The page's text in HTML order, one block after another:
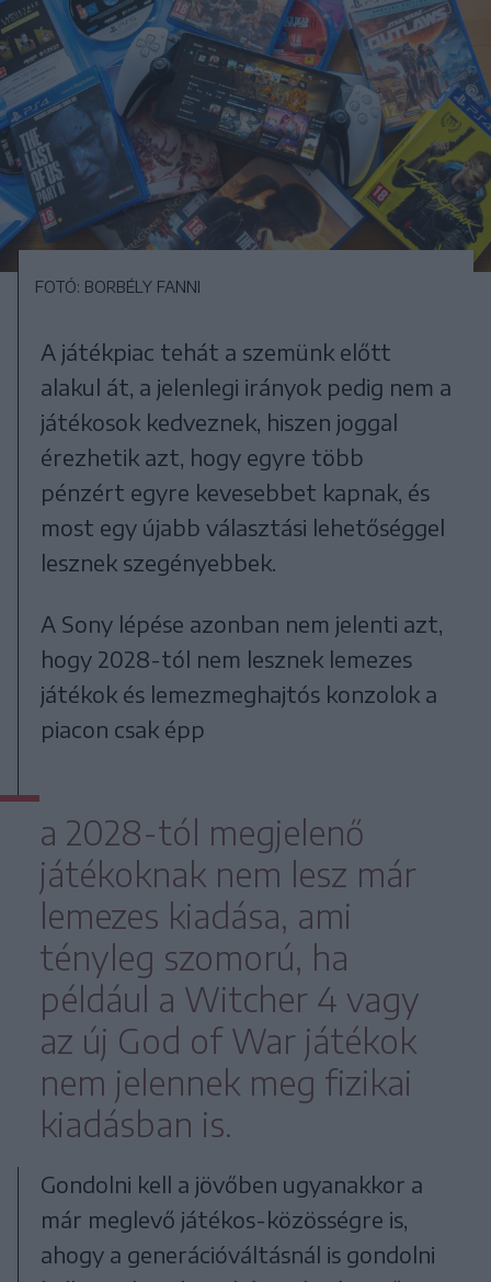
FOTÓ: BORBÉLY FANNI
A játékpiac tehát a szemünk előtt
alakul át, a jelenlegi irányok pedig nem a
játékosok kedveznek, hiszen joggal
érezhetik azt, hogy egyre több
pénzért egyre kevesebbet kapnak, és
most egy újabb választási lehetőséggel
lesznek szegényebbek.
A Sony lépése azonban nem jelenti azt,
hogy 2028-tól nem lesznek lemezes
játékok és lemezmeghajtós konzolok a
piacon csak épp
a 2028-tól megjelenő
játékoknak nem lesz már
lemezes kiadása, ami
tényleg szomorú, ha
például a Witcher 4 vagy
az új God of War játékok
nem jelennek meg fizikai
kiadásban is.
Gondolni kell a jövőben ugyanakkor a
már meglevő játékos-közösségre is,
ahogy a generációváltásnál is gondolni